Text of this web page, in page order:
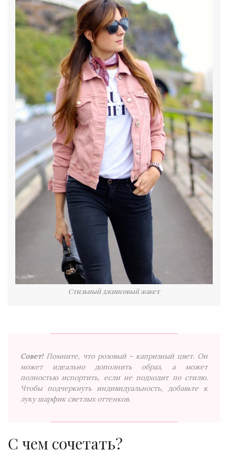
Стильный джинсовый жакет
Совет! Помните, что розовый – капризный цвет. Он
может идеально дополнить образ, а может
полностью испортить, если не подходит по стилю.
Чтобы подчеркнуть индивидуальность, добавьте к
луку шарфик светлых оттенков.
С чем сочетать?